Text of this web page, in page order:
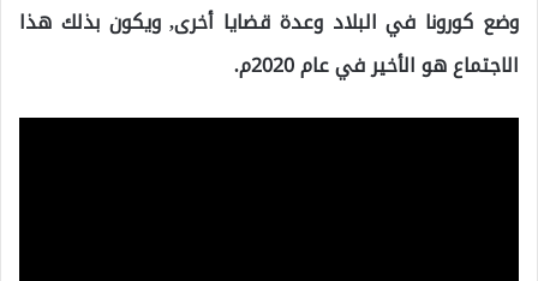
وضع كورونا في البلاد وعدة قضايا أخرى, ويكون بذلك هذا
الاجتماع هو الأخير في عام 2020م.